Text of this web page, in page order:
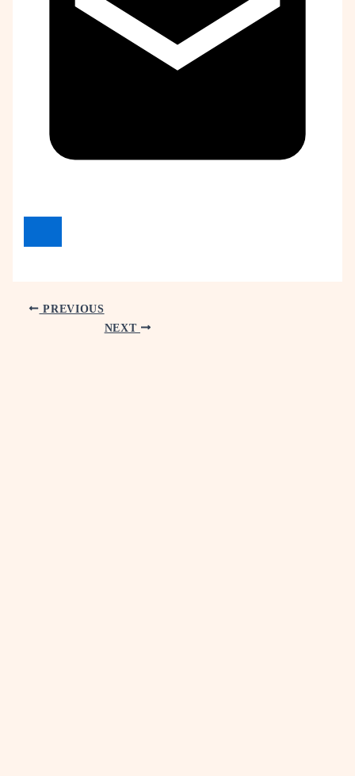
PREVIOUS
NEXT